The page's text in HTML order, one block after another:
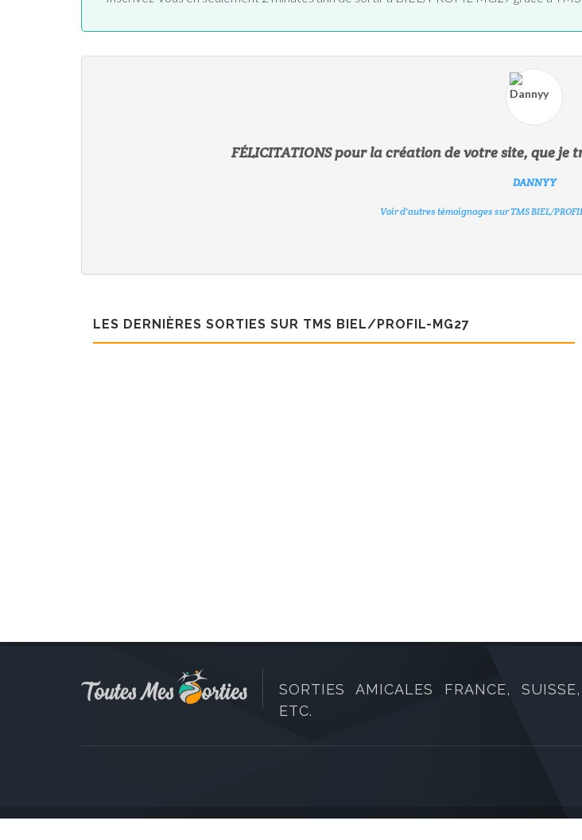
FÉLICITATIONS pour la création de votre site, que
DANNYY
Voir d'autres témoignages sur TMS BIEL/
CHRISTELLE50
Voir d'autres témoignages sur TMS BIEL/
WILLIAMS
Voir d'autres témoignages sur TMS BIEL/
LES DERNIÈRES SORTIES SUR TMS BIEL/PROFIL-MG27
SORTIES AMICALES FRANCE,
ETC.